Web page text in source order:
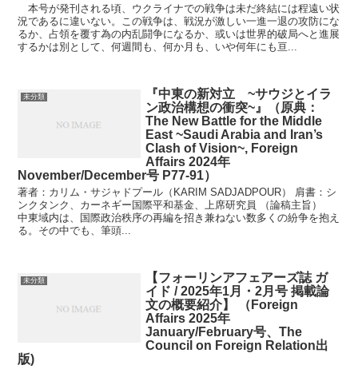
本号が発刊される頃、ウクライナでの戦争は未だ終結には程遠い状
況であるに違いない。この戦争は、戦況が激しい一進一退の攻防にな
るか、占領を覆す為の内乱闘争になるか、或いは世界的破局へと進展
するかは別として、何週間も、何か月も、いや何年にも亘...
未分類
『中東の新対立 ~サウジとイラ
ン政治構想の衝突~』（原典：
The New Battle for the Middle
East ~Saudi Arabia and Iran’s
Clash of Vision~, Foreign
Affairs 2024年
November/December号 P77-91）
著者：カリム・サジャドプール（KARIM SADJADPOUR） 肩書：シ
ンクタンク、カーネギー国際平和基金、上席研究員 （論稿主旨）
中東域内は、国際政治秩序の再編を招き兼ねない数多くの紛争を抱え
る。その中でも、筆頭...
未分類
【フォーリンアフェアーズ誌 ガ
イド / 2025年1月・2月号 掲載論
文の概要紹介】 （Foreign
Affairs 2025年
January/February号、The
Council on Foreign Relation出
版)